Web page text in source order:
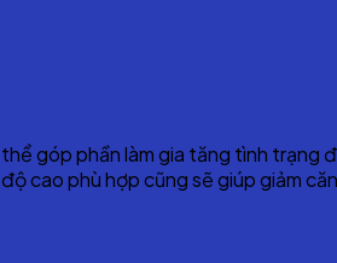
góp phần làm gia tăng tình trạng
cao phù hợp cũng sẽ giúp giảm